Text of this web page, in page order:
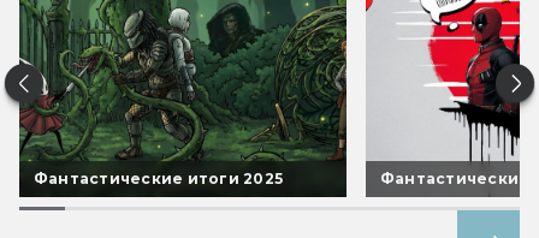
Фантастические итоги 2025 Фантастические